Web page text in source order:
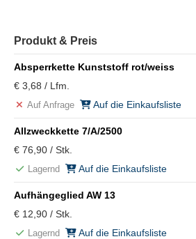
Produkt & Preis
Absperrkette Kunststoff rot/weiss
€ 3,68 / Lfm.
Auf Anfrage Auf die Einkaufsliste
Allzweckkette 7/A/2500
€ 76,90 / Stk.
Lagernd Auf die Einkaufsliste
Aufhängeglied AW 13
€ 12,90 / Stk.
Lagernd Auf die Einkaufsliste